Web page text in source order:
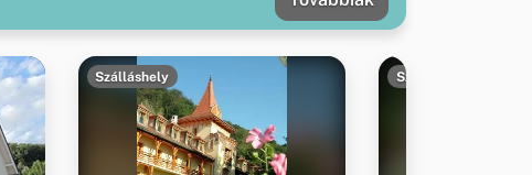
Szálláshely Szálláshely